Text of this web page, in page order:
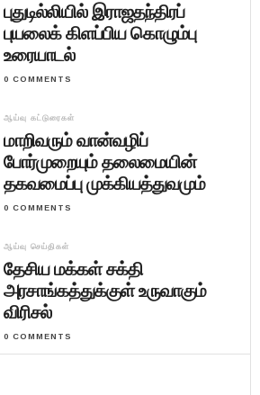
புதுடில்லியில் இராஜதந்திரப்
புயலைக் கிளப்பிய கொழும்பு
உரையாடல்
0 COMMENTS
ஆய்வு கட்டுரைகள்
மாறிவரும் வான்வழிப்
போர்முறையும் தலைமையின்
தகவமைப்பு முக்கியத்துவமும்
0 COMMENTS
ஆய்வு செய்திகள்
தேசிய மக்கள் சக்தி
அரசாங்கத்துக்குள் உருவாகும்
விரிசல்
0 COMMENTS